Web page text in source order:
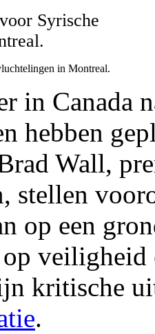
in Montreal.
in Canada
hebben
Wall,
stellen
op een
veiligheid
kritische
.